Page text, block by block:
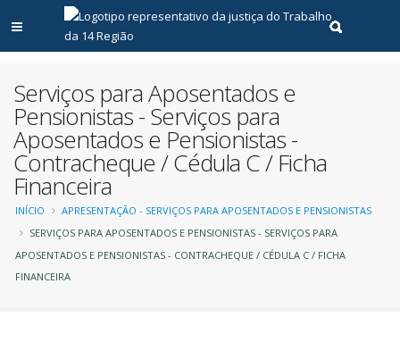
Abrir menu principal
Realizar
Serviços para Aposentados e
Pensionistas - Serviços para
Aposentados e Pensionistas -
Contracheque / Cédula C / Ficha
Financeira
Trilha
de
navegação
INÍCIO
APRESENTAÇÃO - SERVIÇOS PARA APOSENTADOS E PENSIONISTAS
SERVIÇOS PARA APOSENTADOS E PENSIONISTAS - SERVIÇOS PARA
APOSENTADOS E PENSIONISTAS - CONTRACHEQUE / CÉDULA C / FICHA
FINANCEIRA